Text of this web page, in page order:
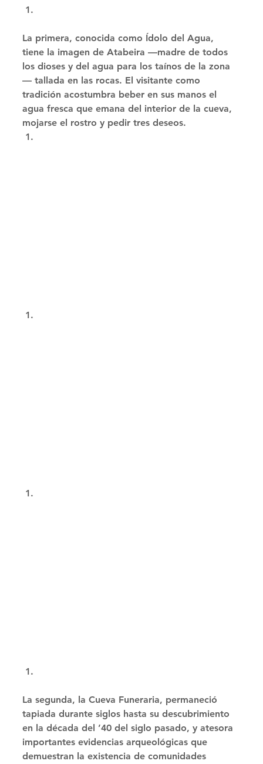
La primera, conocida como Ídolo del Agua,
tiene la imagen de Atabeira —madre de todos
los dioses y del agua para los taínos de la zona
— tallada en las rocas. El visitante como
tradición acostumbra beber en sus manos el
agua fresca que emana del interior de la cueva,
mojarse el rostro y pedir tres deseos.
La segunda, la Cueva Funeraria, permaneció
tapiada durante siglos hasta su descubrimiento
en la década del ’40 del siglo pasado, y atesora
importantes evidencias arqueológicas que
demuestran la existencia de comunidades